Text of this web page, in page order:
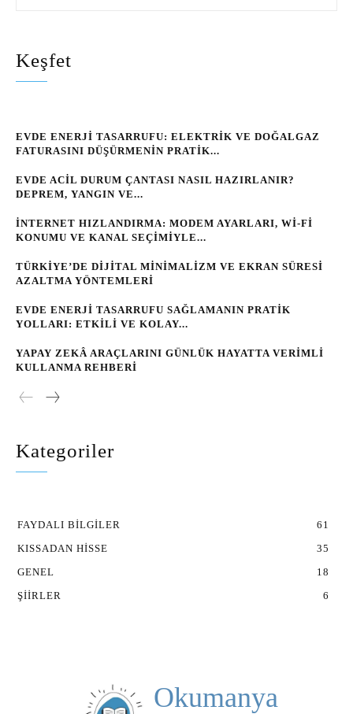
Keşfet
EVDE ENERJI TASARRUFU: ELEKTRIK VE DOĞALGAZ
FATURASINI DÜŞÜRMENIN PRATIK...
EVDE ACIL DURUM ÇANTASI NASIL HAZIRLANIR?
DEPREM, YANGIN VE...
İNTERNET HIZLANDIRMA: MODEM AYARLARI, WI‑FI
KONUMU VE KANAL SEÇIMIYLE...
TÜRKIYE’DE DIJITAL MINIMALIZM VE EKRAN SÜRESI
AZALTMA YÖNTEMLERI
EVDE ENERJI TASARRUFU SAĞLAMANIN PRATIK
YOLLARI: ETKILI VE KOLAY...
YAPAY ZEKÂ ARAÇLARINI GÜNLÜK HAYATTA VERIMLI
KULLANMA REHBERI
Kategoriler
FAYDALI BILGILER
61
KISSADAN HISSE
35
GENEL
18
ŞIIRLER
6
Okumanya